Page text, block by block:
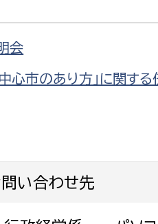
教育部
教育指導課
会
心市のあり方」に関す
い合わせ先